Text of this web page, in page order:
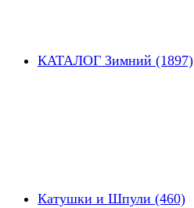
КАТАЛОГ Зимний (1897)
Катушки и Шпули (460)